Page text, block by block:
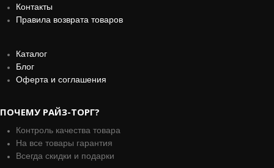
Контакты
Правила возврата товаров
Каталог
Блог
Оферта и соглашения
ПОЧЕМУ РАЙЗ-ТОРГ?
Контроль качества товара
На все товары гарантия
Всегда скидки и подарки